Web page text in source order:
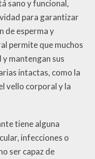
sano y funcional,
para garantizar
de esperma y
permite que muchos
mantengan sus
intactas, como la
vello corporal y la
tiene alguna
infecciones o
ser capaz de